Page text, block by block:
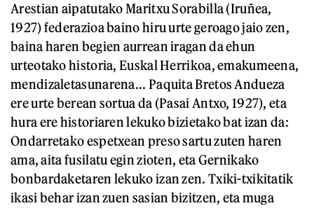
Arestian aipatutako Maritxu Sorabilla (Iruñea,
1927) federazioa baino hiru urte geroago jaio zen,
baina haren begien aurrean iragan da ehun
urteotako historia, Euskal Herrikoa, emakumeena,
mendizaletasunarena... Paquita Bretos Andueza
ere urte berean sortua da (Pasai Antxo, 1927), eta
hura ere historiaren lekuko bizietako bat izan da:
Ondarretako espetxean preso sartu zuten haren
ama, aita fusilatu egin zioten, eta Gernikako
bonbardaketaren lekuko izan zen. Txiki-txikitatik
ikasi behar izan zuen sasian bizitzen, eta muga